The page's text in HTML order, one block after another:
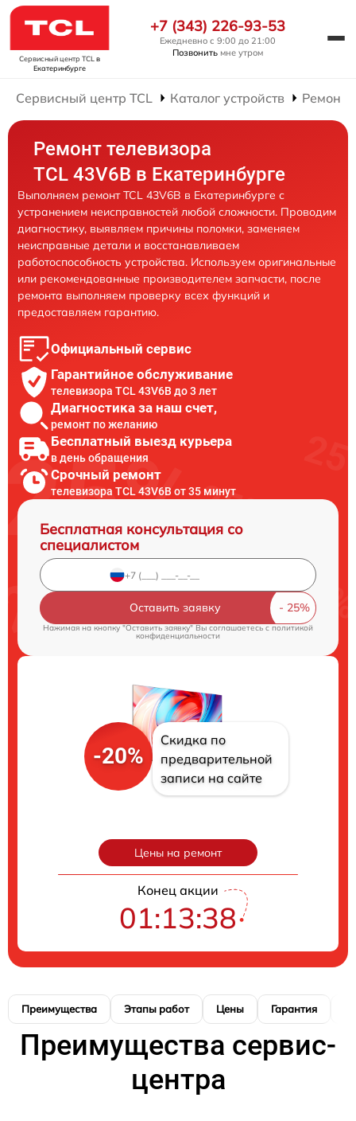
Сервисный центр TCL в
Екатеринбурге
+7 (343) 226-93-53
Ежедневно с 9:00 до 21:00
Позвонить мне утром
Сервисный центр TCL Каталог устройств Ремонт
Ремонт телевизора
TCL 43V6B в Екатеринбурге
Выполняем ремонт TCL 43V6B в Екатеринбурге с
устранением неисправностей любой сложности. Проводим
диагностику, выявляем причины поломки, заменяем
неисправные детали и восстанавливаем
работоспособность устройства. Используем оригинальные
или рекомендованные производителем запчасти, после
ремонта выполняем проверку всех функций и
предоставляем гарантию.
Официальный сервис
Гарантийное обслуживание
телевизора TCL 43V6B до 3 лет
Диагностика за наш счет,
ремонт по желанию
Бесплатный выезд курьера
в день обращения
Срочный ремонт
телевизора TCL 43V6B от 35 минут
Бесплатная консультация со
специалистом
Оставить заявку
Нажимая на кнопку "Оставить заявку" Вы соглашаетесь cполитикой
конфиденциальности
-20%
Скидка по
предварительной
записи на сайте
Цены на ремонт
Конец акции
01:13:37
Преимущества Этапы работ Цены Гарантия
Преимущества сервис-
центра